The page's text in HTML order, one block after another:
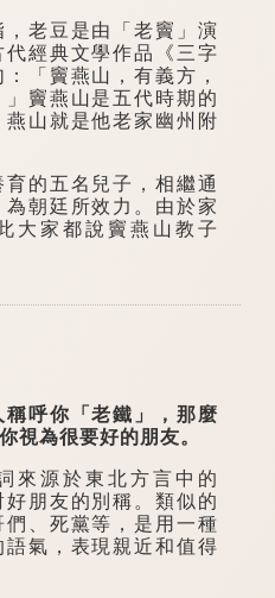
老豆是由「老竇」演
經典文學作品《三字
「竇燕山，有義方，
竇燕山是五代時期的
燕山就是他老家幽州附
的五名兒子，相繼通
朝廷所效力。由於家
大家都說竇燕山教子
呼你「老鐵」，那麼
視為很要好的朋友。
源於東北方言中的
好朋友的別稱。類似的
、死黨等，是用一種
氣，表現親近和值得